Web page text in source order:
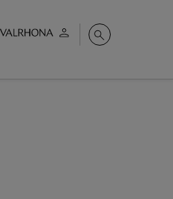
Mi cuenta Buscar